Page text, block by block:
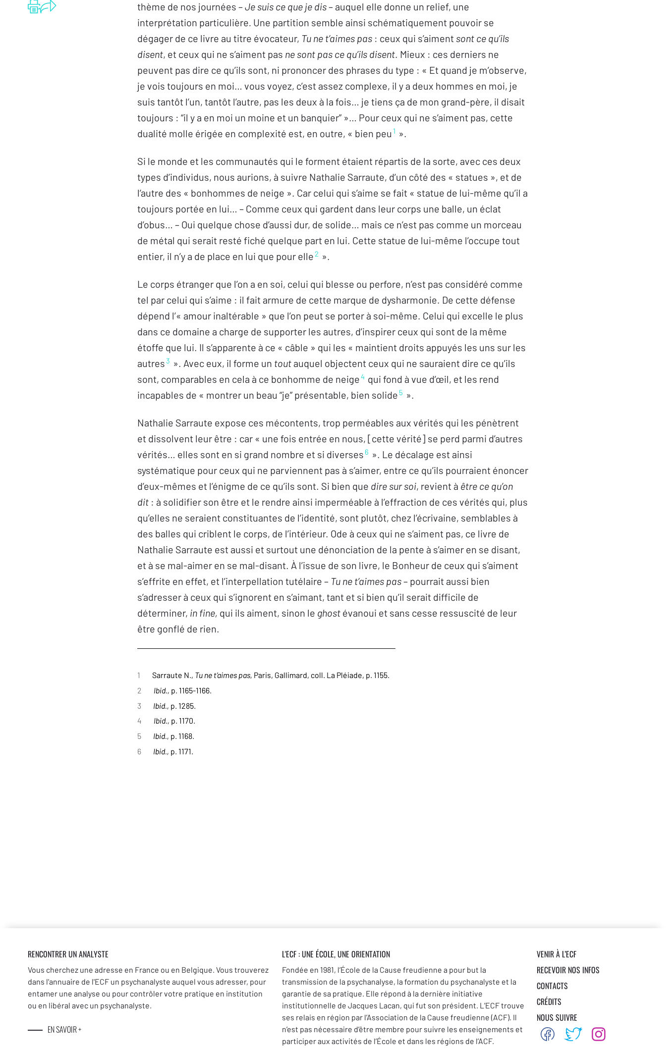
thème de nos journées –Je suis ce que je dis– auquel elle donne un relief, une
interprétation particulière. Une partition semble ainsi schématiquement pouvoir se
dégager de ce livre au titre évocateur, Tu ne t’aimes pas : ceux qui s’aiment sont ce qu’ils
disent, et ceux qui ne s’aiment pas ne sont pas ce qu’ils disent. Mieux : ces derniers ne
peuvent pas dire ce qu’ils sont, ni prononcer des phrases du type : « Et quand je m’observe,
je vois toujours en moi… vous voyez, c’est assez complexe, il y a deux hommes en moi, je
suis tantôt l’un, tantôt l’autre, pas les deux à la fois… je tiens ça de mon grand-père, il disait
toujours : “il y a en moi un moine et un banquier” »… Pour ceux qui ne s’aiment pas, cette
dualité molle érigée en complexité est, en outre, « bien peu 1 ».
Si le monde et les communautés qui le forment étaient répartis de la sorte, avec ces deux
types d’individus, nous aurions, à suivre Nathalie Sarraute, d’un côté des « statues », et de
l’autre des « bonhommes de neige ». Car celui qui s’aime se fait « statue de lui-même qu’il a
toujours portée en lui… – Comme ceux qui gardent dans leur corps une balle, un éclat
d’obus… – Oui quelque chose d’aussi dur, de solide… mais ce n’est pas comme un morceau
de métal qui serait resté fiché quelque part en lui. Cette statue de lui-même l’occupe tout
entier, il n’y a de place en lui que pour elle 2 ».
Le corps étranger que l’on a en soi, celui qui blesse ou perfore, n’est pas considéré comme
tel par celui qui s’aime : il fait armure de cette marque de dysharmonie. De cette défense
dépend l’« amour inaltérable » que l’on peut se porter à soi-même. Celui qui excelle le plus
dans ce domaine a charge de supporter les autres, d’inspirer ceux qui sont de la même
étoffe que lui. Il s’apparente à ce « câble » qui les « maintient droits appuyés les uns sur les
autres3 ». Avec eux, il forme un tout auquel objectent ceux qui ne sauraient dire ce qu’ils
sont, comparables en cela à ce bonhomme de neige4 qui fond à vue d’œil, et les rend
incapables de « montrer un beau “je” présentable, bien solide 5 ».
Nathalie Sarraute expose ces mécontents, trop perméables aux vérités qui les pénètrent
et dissolvent leur être : car « une fois entrée en nous, [cette vérité] se perd parmi d’autres
vérités… elles sont en si grand nombre et si diverses 6 ». Le décalage est ainsi
systématique pour ceux qui ne parviennent pas à s’aimer, entre ce qu’ils pourraient énoncer
d’eux-mêmes et l’énigme de ce qu’ils sont. Si bien que dire sur soi, revient à être ce qu’on
dit : à solidifier son être et le rendre ainsi imperméable à l’effraction de ces vérités qui, plus
qu’elles ne seraient constituantes de l’identité, sont plutôt, chez l’écrivaine, semblables à
des balles qui criblent le corps, de l’intérieur. Ode à ceux qui ne s’aiment pas, ce livre de
Nathalie Sarraute est aussi et surtout une dénonciation de la pente à s’aimer en se disant,
et à se mal-aimer en se mal-disant. À l’issue de son livre, le Bonheur de ceux qui s’aiment
s’effrite en effet, et l’interpellation tutélaire – Tu ne t’aimes pas– pourrait aussi bien
s’adresser à ceux qui s’ignorent en s’aimant, tant et si bien qu’il serait difficile de
déterminer, in fine, qui ils aiment, sinon le ghost évanoui et sans cesse ressuscité de leur
être gonflé de rien.
1 Sarraute N., Tu ne t’aimes pas, Paris, Gallimard, coll. La Pléiade, p. 1155.
2
Ibid., p. 1165-1166.
3
Ibid., p. 1285.
4
Ibid., p. 1170.
5
Ibid., p. 1168.
6
Ibid., p. 1171.
RENCONTRER UN ANALYSTE
Vous cherchez une adresse en France ou en Belgique. Vous trouverez
dans l'annuaire de l'ECF un psychanalyste auquel vous adresser, pour
entamer une analyse ou pour contrôler votre pratique en institution
ou en libéral avec un psychanalyste.
EN SAVOIR +
L'ECF : UNE ÉCOLE, UNE ORIENTATION
Fondée en 1981, l’École de la Cause freudienne a pour but la
transmission de la psychanalyse, la formation du psychanalyste et la
garantie de sa pratique. Elle répond à la dernière initiative
institutionnelle de Jacques Lacan, qui fut son président. L’ECF trouve
ses relais en région par l’Association de la Cause freudienne (ACF). Il
n’est pas nécessaire d’être membre pour suivre les enseignements et
participer aux activités de l’École et dans les régions de l’ACF.
VENIR À L’ECF
RECEVOIR NOS INFOS
CONTACTS
CRÉDITS
NOUS SUIVRE